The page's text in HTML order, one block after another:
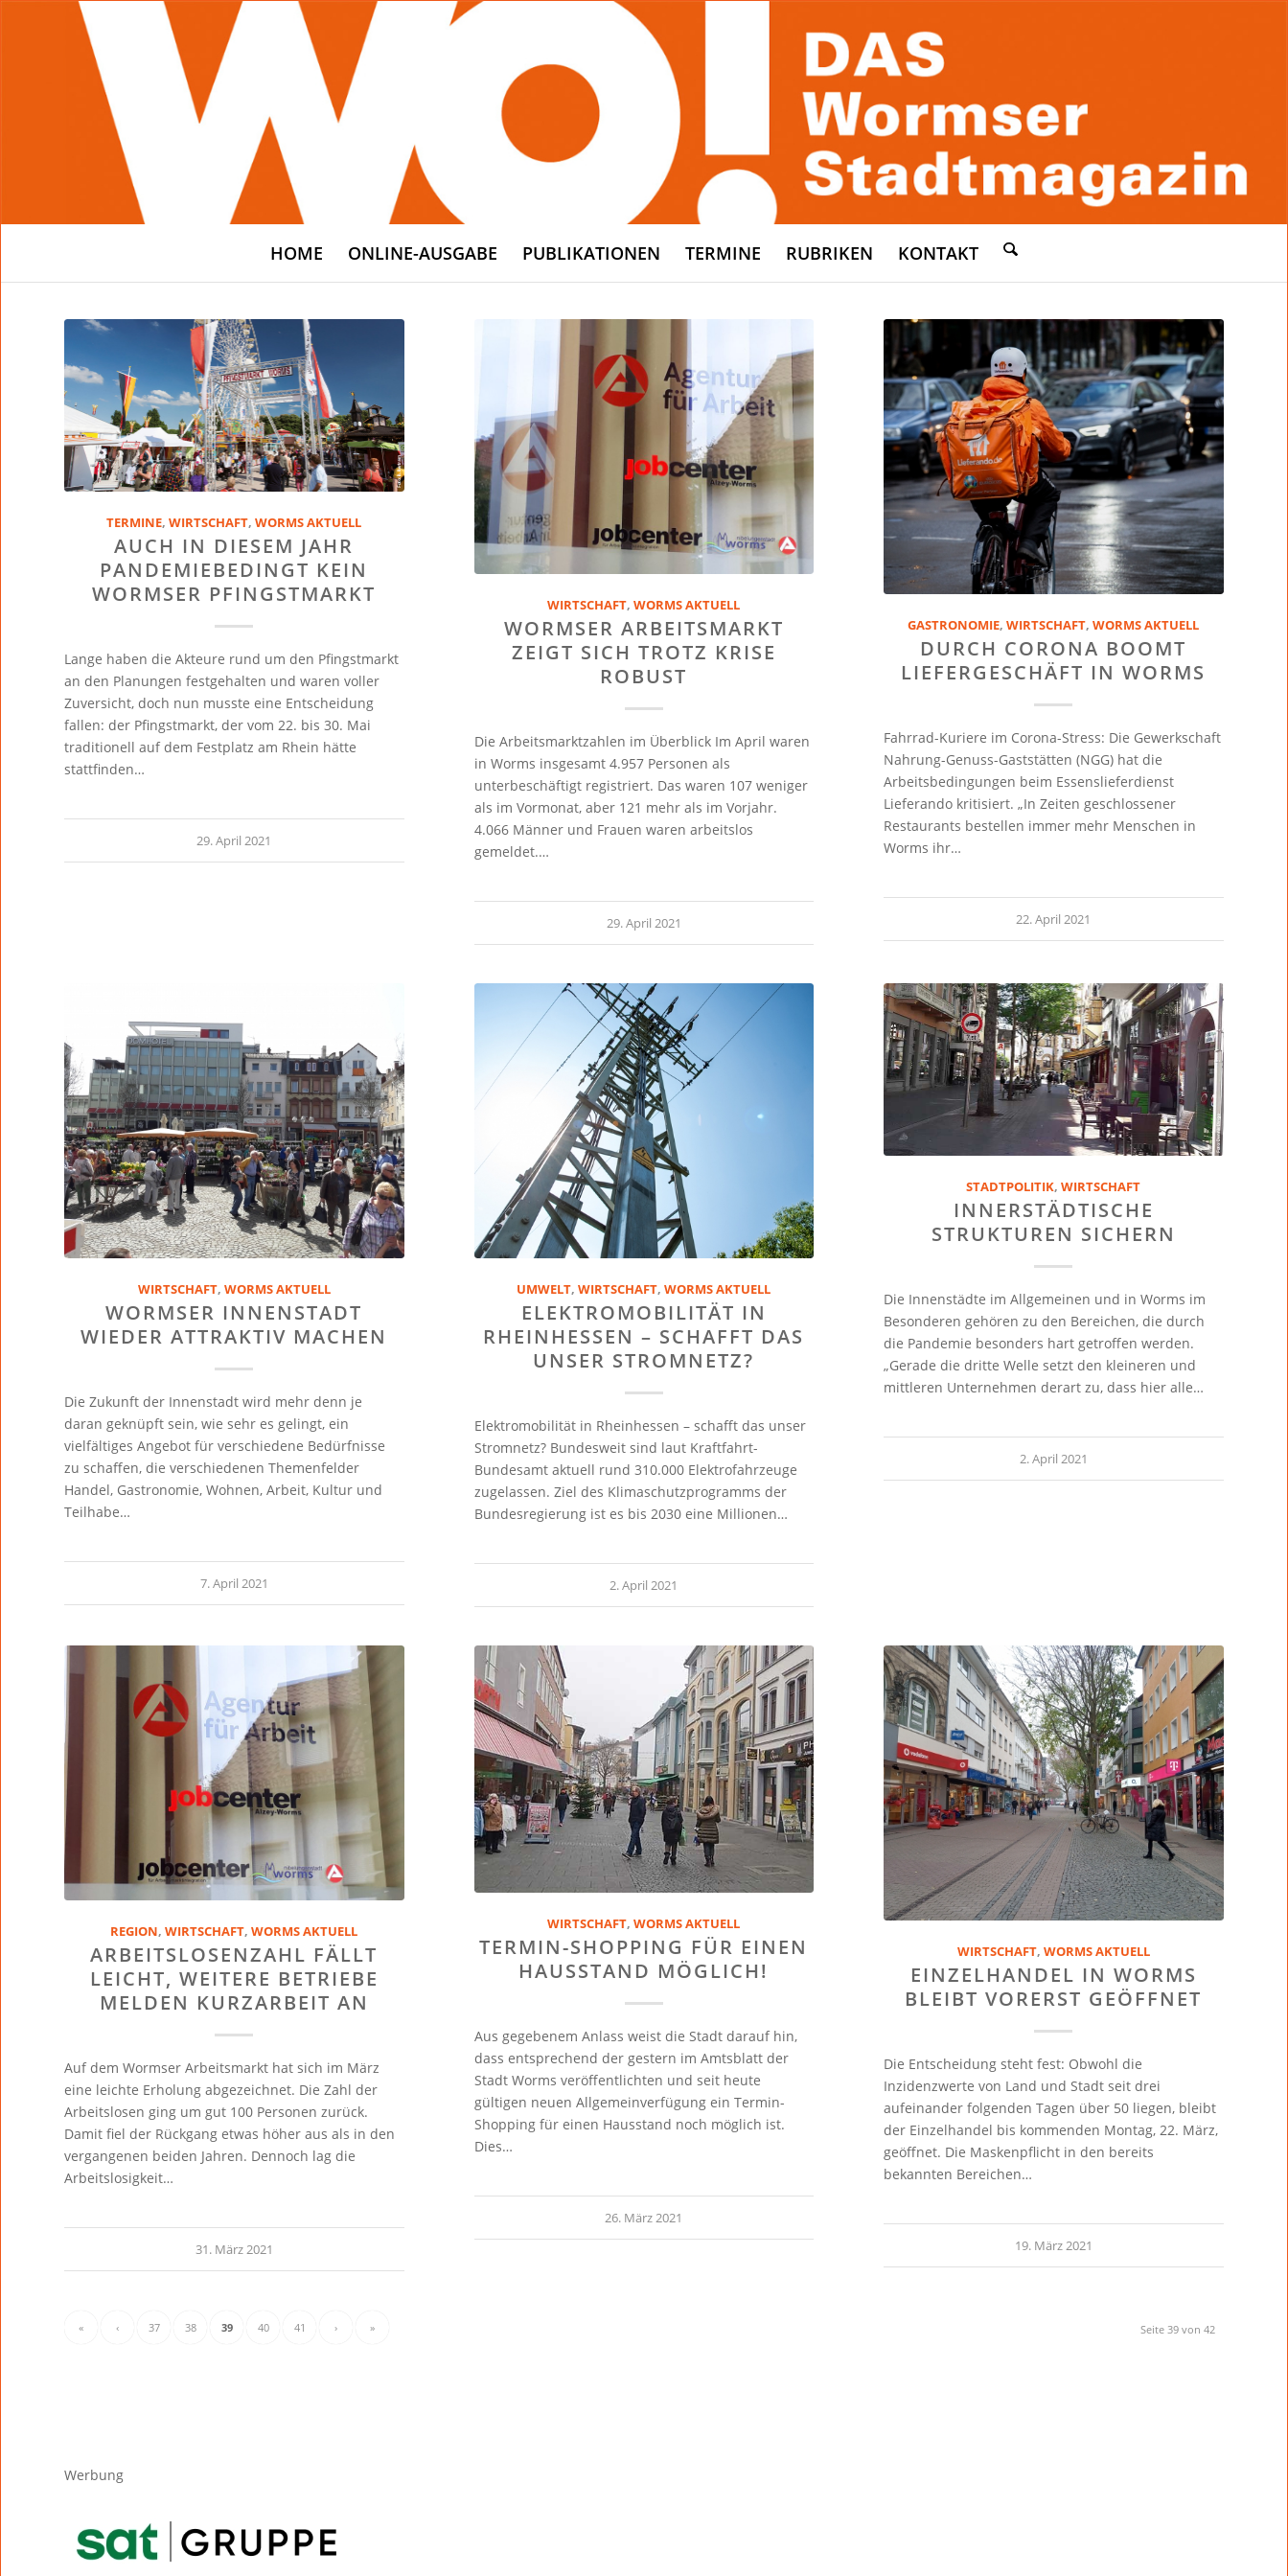
HOME ONLINE-AUSGABE PUBLIKATIONEN TERMINE RUBRIKEN KONTAKT
TERMINE,WIRTSCHAFT,WORMS AKTUELL
AUCH IN DIESEM JAHR
PANDEMIEBEDINGT KEIN
WORMSER PFINGSTMARKT
Lange haben die Akteure rund um den Pfingstmarkt
an den Planungen festgehalten und waren voller
Zuversicht, doch nun musste eine Entscheidung
fallen: der Pfingstmarkt, der vom 22. bis 30. Mai
traditionell auf dem Festplatz am Rhein hätte
stattfinden…
29. April 2021
WIRTSCHAFT,WORMS AKTUELL
WORMSER ARBEITSMARKT
ZEIGT SICH TROTZ KRISE
ROBUST
Die Arbeitsmarktzahlen im Überblick Im April waren
in Worms insgesamt 4.957 Personen als
unterbeschäftigt registriert. Das waren 107 weniger
als im Vormonat, aber 121 mehr als im Vorjahr.
4.066 Männer und Frauen waren arbeitslos
gemeldet.…
29. April 2021
GASTRONOMIE,WIRTSCHAFT,WORMS AKTUELL
DURCH CORONA BOOMT
LIEFERGESCHÄFT IN WORMS
Fahrrad-Kuriere im Corona-Stress: Die Gewerkschaft
Nahrung-Genuss-Gaststätten (NGG) hat die
Arbeitsbedingungen beim Essenslieferdienst
Lieferando kritisiert. „In Zeiten geschlossener
Restaurants bestellen immer mehr Menschen in
Worms ihr…
22. April 2021
WIRTSCHAFT, WORMS AKTUELL
WORMSER INNENSTADT
WIEDER ATTRAKTIV MACHEN
Die Zukunft der Innenstadt wird mehr denn je
daran geknüpft sein, wie sehr es gelingt, ein
vielfältiges Angebot für verschiedene Bedürfnisse
zu schaffen, die verschiedenen Themenfelder
Handel, Gastronomie, Wohnen, Arbeit, Kultur und
Teilhabe…
7. April 2021
UMWELT,WIRTSCHAFT,WORMS AKTUELL
ELEKTROMOBILITÄT IN
RHEINHESSEN – SCHAFFT DAS
UNSER STROMNETZ?
Elektromobilität in Rheinhessen – schafft das unser
Stromnetz? Bundesweit sind laut Kraftfahrt-
Bundesamt aktuell rund 310.000 Elektrofahrzeuge
zugelassen. Ziel des Klimaschutzprogramms der
Bundesregierung ist es bis 2030 eine Millionen…
2. April 2021
STADTPOLITIK,WIRTSCHAFT
INNERSTÄDTISCHE
STRUKTUREN SICHERN
Die Innenstädte im Allgemeinen und in Worms im
Besonderen gehören zu den Bereichen, die durch
die Pandemie besonders hart getroffen werden.
„Gerade die dritte Welle setzt den kleineren und
mittleren Unternehmen derart zu, dass hier alle…
2. April 2021
REGION,WIRTSCHAFT,WORMS AKTUELL
ARBEITSLOSENZAHL FÄLLT
LEICHT, WEITERE BETRIEBE
MELDEN KURZARBEIT AN
Auf dem Wormser Arbeitsmarkt hat sich im März
eine leichte Erholung abgezeichnet. Die Zahl der
Arbeitslosen ging um gut 100 Personen zurück.
Damit fiel der Rückgang etwas höher aus als in den
vergangenen beiden Jahren. Dennoch lag die
Arbeitslosigkeit…
31. März 2021
WIRTSCHAFT,WORMS AKTUELL
TERMIN-SHOPPING FÜR EINEN
HAUSSTAND MÖGLICH!
Aus gegebenem Anlass weist die Stadt darauf hin,
dass entsprechend der gestern im Amtsblatt der
Stadt Worms veröffentlichten und seit heute
gültigen neuen Allgemeinverfügung ein Termin-
Shopping für einen Hausstand noch möglich ist.
Dies…
26. März 2021
WIRTSCHAFT, WORMS AKTUELL
EINZELHANDEL IN WORMS
BLEIBT VORERST GEÖFFNET
Die Entscheidung steht fest: Obwohl die
Inzidenzwerte von Land und Stadt seit drei
aufeinander folgenden Tagen über 50 liegen, bleibt
der Einzelhandel bis kommenden Montag, 22. März,
geöffnet. Die Maskenpflicht in den bereits
bekannten Bereichen…
19. März 2021
Seite 39 von 42
« ‹ 37 38 39 40 41 › »
Werbung